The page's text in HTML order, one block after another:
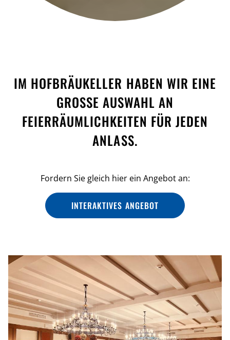
IM HOFBRÄUKELLER HABEN WIR EINE
GROSSE AUSWAHL AN F
EIERRÄUMLICHKEITEN FÜR JEDEN A
NLASS.
Fordern Sie gleich hier ein Angebot an:
INTERAKTIVES ANGEBOT